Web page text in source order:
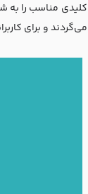
کلیدی مناسب را به
می‌گردند و برای